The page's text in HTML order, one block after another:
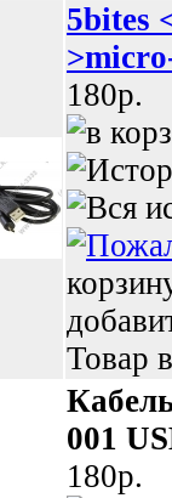
5bites
180p.
Товар
001
180p.